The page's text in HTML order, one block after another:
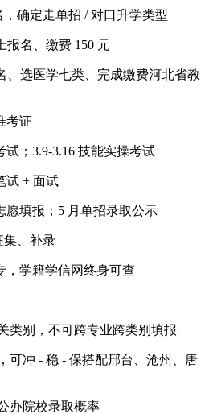
确定走单招 / 对口升学类型
报名、缴费 150 元
、选医学七类、完成缴费河北省教
考证
；3.9-3.16 技能实操考试
试 + 面试
愿填报；5 月单招录取公示
集、补录
，学籍学信网终身可查
类别，不可跨专业跨类别填报
可冲 - 稳 - 保搭配邢台、沧州、唐
办院校录取概率